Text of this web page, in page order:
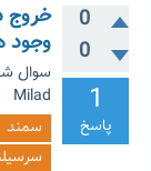
0
0
1
پاسخ
وجود
سوال
Milad
سمند